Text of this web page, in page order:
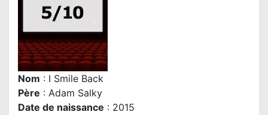
Nom : I Smile Back
Père : Adam Salky
Date de naissance : 2015